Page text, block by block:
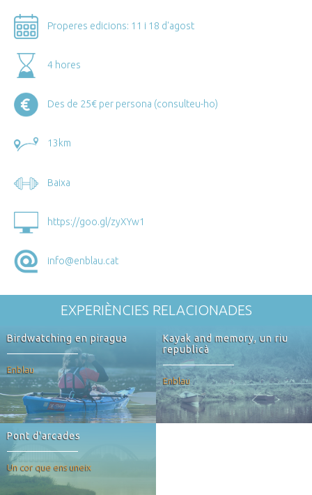
Properes edicions: 11 i 18 d'agost
4 hores
Des de 25€ per persona (consulteu-ho)
13km
Baixa
https://goo.gl/zyXYw1
info@enblau.cat
EXPERIÈNCIES RELACIONADES
Birdwatching en piragua
Enblau
Kayak and memory, un riu
republicà
Enblau
Pont d'arcades
Un cor que ens uneix